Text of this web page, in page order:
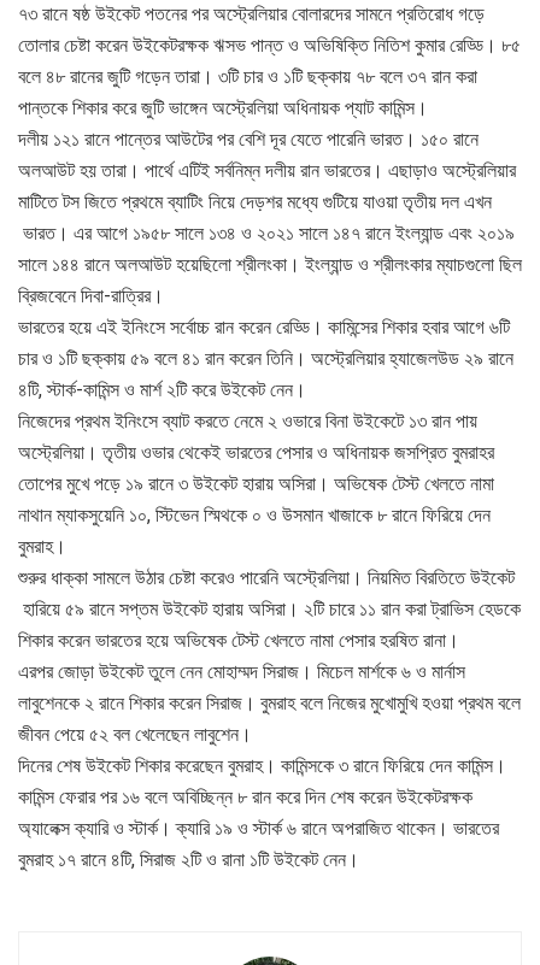
৭৩ রানে ষষ্ঠ উইকেট পতনের পর অস্ট্রেলিয়ার বোলারদের সামনে প্রতিরোধ গড়ে
তোলার চেষ্টা করেন উইকেটরক্ষক ঋসভ পান্ত ও অভিষিক্তি নিতিশ কুমার রেড্ডি। ৮৫
বলে ৪৮ রানের জুটি গড়েন তারা। ৩টি চার ও ১টি ছক্কায় ৭৮ বলে ৩৭ রান করা
পান্তকে শিকার করে জুটি ভাঙ্গেন অস্ট্রেলিয়া অধিনায়ক প্যাট কামিন্স।
দলীয় ১২১ রানে পান্তের আউটের পর বেশি দূর যেতে পারেনি ভারত। ১৫০ রানে
অলআউট হয় তারা। পার্থে এটিই সর্বনিম্ন দলীয় রান ভারতের। এছাড়াও অস্ট্রেলিয়ার
মাটিতে টস জিতে প্রথমে ব্যাটিং নিয়ে দেড়শর মধ্যে গুটিয়ে যাওয়া তৃতীয় দল এখন
ভারত। এর আগে ১৯৫৮ সালে ১৩৪ ও ২০২১ সালে ১৪৭ রানে ইংল্যান্ড এবং ২০১৯
সালে ১৪৪ রানে অলআউট হয়েছিলো শ্রীলংকা। ইংল্যান্ড ও শ্রীলংকার ম্যাচগুলো ছিল
ব্রিজবেনে দিবা-রাত্রির।
ভারতের হয়ে এই ইনিংসে সর্বোচ্চ রান করেন রেড্ডি। কামিন্সের শিকার হবার আগে ৬টি
চার ও ১টি ছক্কায় ৫৯ বলে ৪১ রান করেন তিনি। অস্ট্রেলিয়ার হ্যাজেলউড ২৯ রানে
৪টি, স্টার্ক-কামিন্স ও মার্শ ২টি করে উইকেট নেন।
নিজেদের প্রথম ইনিংসে ব্যাট করতে নেমে ২ ওভারে বিনা উইকেটে ১৩ রান পায়
অস্ট্রেলিয়া। তৃতীয় ওভার থেকেই ভারতের পেসার ও অধিনায়ক জসপ্রিত বুমরাহর
তোপের মুখে পড়ে ১৯ রানে ৩ উইকেট হারায় অসিরা। অভিষেক টেস্ট খেলতে নামা
নাথান ম্যাকসুয়েনি ১০, স্টিভেন স্মিথকে ০ ও উসমান খাজাকে ৮ রানে ফিরিয়ে দেন
বুমরাহ।
শুরুর ধাক্কা সামলে উঠার চেষ্টা করেও পারেনি অস্ট্রেলিয়া। নিয়মিত বিরতিতে উইকেট
হারিয়ে ৫৯ রানে সপ্তম উইকেট হারায় অসিরা। ২টি চারে ১১ রান করা ট্রাভিস হেডকে
শিকার করেন ভারতের হয়ে অভিষেক টেস্ট খেলতে নামা পেসার হরষিত রানা।
এরপর জোড়া উইকেট তুলে নেন মোহাম্মদ সিরাজ। মিচেল মার্শকে ৬ ও মার্নাস
লাবুশেনকে ২ রানে শিকার করেন সিরাজ। বুমরাহ বলে নিজের মুখোমুখি হওয়া প্রথম বলে
জীবন পেয়ে ৫২ বল খেলেছেন লাবুশেন।
দিনের শেষ উইকেট শিকার করেছেন বুমরাহ। কামিন্সকে ৩ রানে ফিরিয়ে দেন কামিন্স।
কামিন্স ফেরার পর ১৬ বলে অবিচ্ছিন্ন ৮ রান করে দিন শেষ করেন উইকেটরক্ষক
অ্যালেক্স ক্যারি ও স্টার্ক। ক্যারি ১৯ ও স্টার্ক ৬ রানে অপরাজিত থাকেন। ভারতের
বুমরাহ ১৭ রানে ৪টি, সিরাজ ২টি ও রানা ১টি উইকেট নেন।